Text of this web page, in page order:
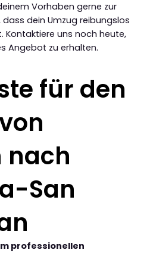
Vorhaben gerne zur
dein Umzug reibungslos
Kontaktiere uns noch heute,
Angebot zu erhalten.
für den
nach
San
professionellen